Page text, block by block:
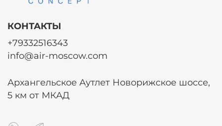
КОНТАКТЫ
+79332516343
info@air-moscow.com
Архангельское Аутлет Новорижское шоссе,
5 км от МКАД